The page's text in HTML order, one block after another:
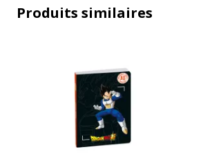
Données d'identification
Produits similaires